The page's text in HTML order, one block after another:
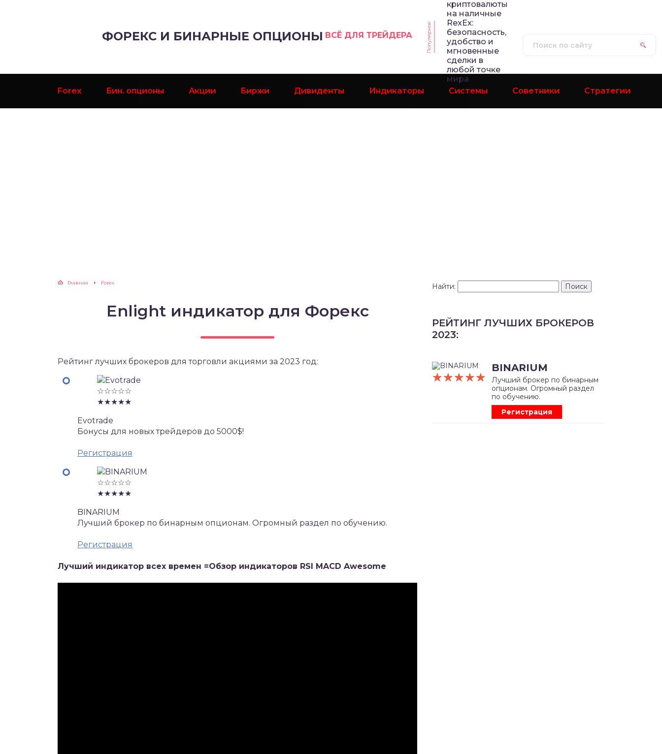
ФОРЕКС И БИНАРНЫЕ ОПЦИОНЫ ВСЁ ДЛЯ ТРЕЙДЕРА Популярное
криптовалюты
на наличные
RexEx:
безопасность,
удобство и
мгновенные
сделки в
любой точке
мира
Forex
Бин. опционы Акции Биржи Дивиденты Индикаторы Системы Советники Стратегии
Главная Forex
Enlight индикатор для Форекс
Рейтинг лучших брокеров для торговли акциями за 2023 год:
☆☆☆☆☆
★★★★★
Evotrade
Бонусы для новых трейдеров до 5000$!
Регистрация
☆☆☆☆☆
★★★★★
BINARIUM
Лучший брокер по бинарным опционам. Огромный раздел по обучению.
Регистрация
Лучший индикатор всех времен =Обзор индикаторов RSI MACD Awesome
Найти:
РЕЙТИНГ ЛУЧШИХ БРОКЕРОВ
2023:
☆☆☆☆☆
★★★★★
BINARIUM
Лучший брокер по бинарным
опционам. Огромный раздел
по обучению.
Регистрация